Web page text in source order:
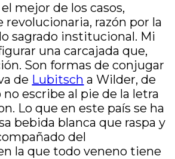
mejor de los casos,
razón por la
sagrado institucional. Mi
una carcajada que,
Son formas de conjugar
de Lubitsch a Wilder, de
escribe al pie de la letra
Lo que en este país se ha
bebida blanca que raspa y
del
la que todo veneno tiene